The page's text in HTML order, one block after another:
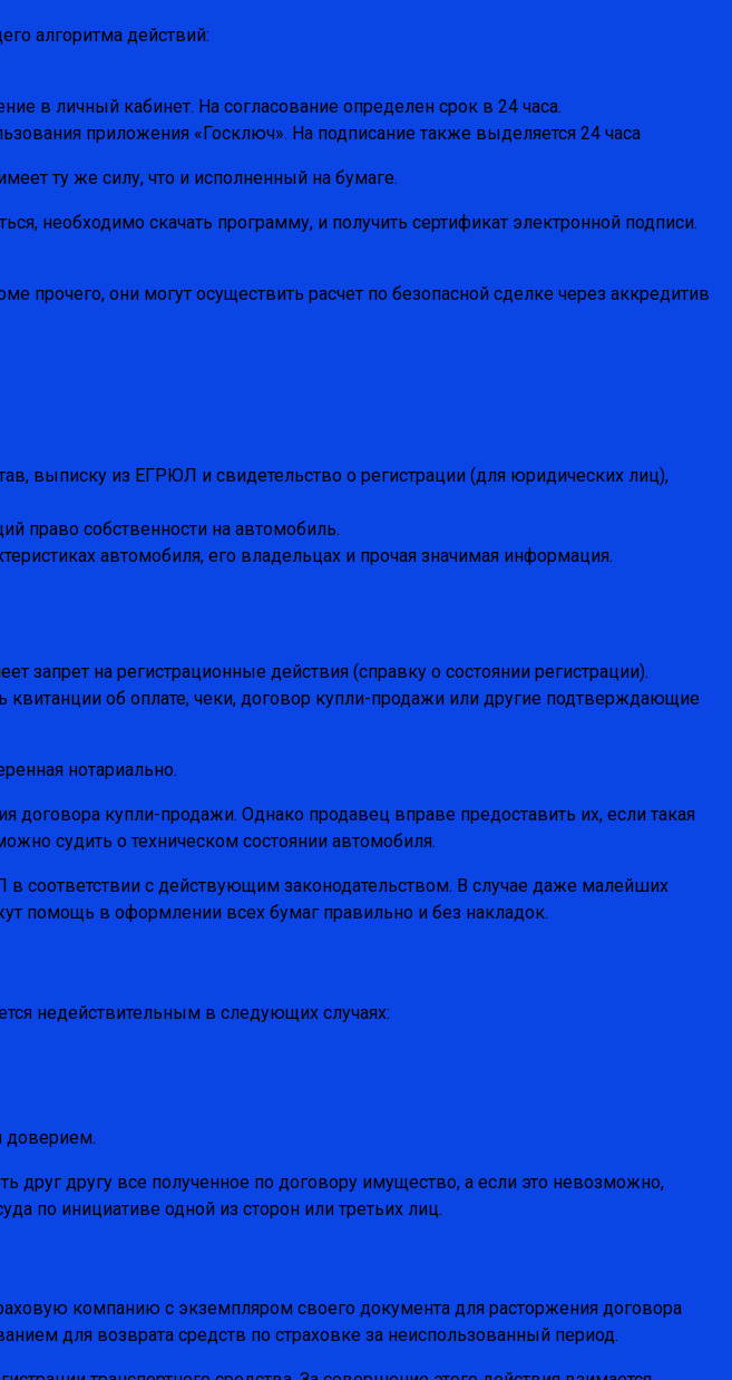
алгоритма действий:
в личный кабинет. На согласование определен срок в 24 часа.
приложения «Госключ». На подписание также выделяется 24 часа
ту же силу, что и исполненный на бумаге.
необходимо скачать программу, и получить сертификат электронной подписи.
прочего, они могут осуществить расчет по безопасной сделке через аккредитив
выписку из ЕГРЮЛ и свидетельство о регистрации (для юридических лиц),
право собственности на автомобиль.
автомобиля, его владельцах и прочая значимая информация.
запрет на регистрационные действия (справку о состоянии регистрации).
об оплате, чеки, договор купли-продажи или другие подтверждающие
нотариально.
купли-продажи. Однако продавец вправе предоставить их, если такая
судить о техническом состоянии автомобиля.
соответствии с действующим законодательством. В случае даже малейших
помощь в оформлении всех бумаг правильно и без накладок.
недействительным в следующих случаях:
доверием.
друг другу все полученное по договору имущество, а если это невозможно,
по инициативе одной из сторон или третьих лиц.
компанию с экземпляром своего документа для расторжения договора
для возврата средств по страховке за неиспользованный период.